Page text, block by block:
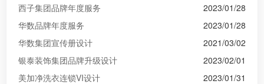
2023/01/28
西子集团品牌年度服务
2023/01/28
华数品牌年度服务
2021/03/02
华数集团宣传册设计
2023/02/01
银泰装饰集团品牌升级设计
2023/01/31
美加净洗衣连锁VI设计